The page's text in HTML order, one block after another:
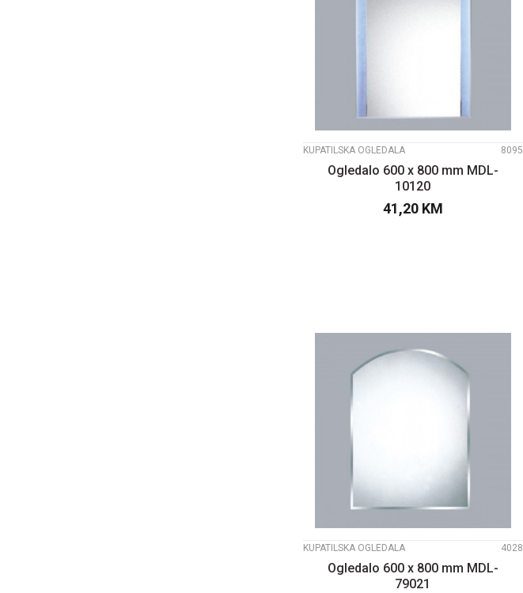
KUPATILSKA OGLEDALA 8095
Ogledalo 600 x 800 mm MDL-
10120
41,20 KM
KUPATILSKA OGLEDALA 4028
Ogledalo 600 x 800 mm MDL-
79021